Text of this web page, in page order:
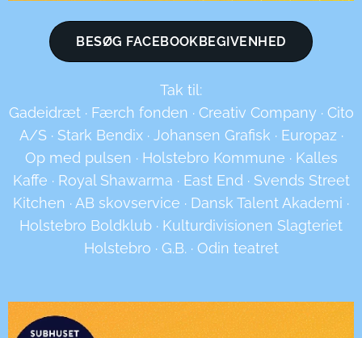
BESØG FACEBOOKBEGIVENHED
Tak til:
Gadeidræt · Færch fonden · Creativ Company · Cito
A/S · Stark Bendix · Johansen Grafisk · Europaz ·
Op med pulsen · Holstebro Kommune · Kalles
Kaffe · Royal Shawarma · East End · Svends Street
Kitchen · AB skovservice · Dansk Talent Akademi ·
Holstebro Boldklub · Kulturdivisionen Slagteriet
Holstebro · G.B. · Odin teatret